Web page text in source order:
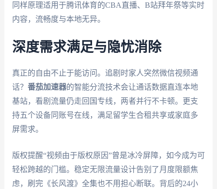
同样原理适用于腾讯体育的CBA直播、B站拜年祭等实时
内容，流畅度与本地无异。
深度需求满足与隐忧消除
真正的自由不止于能访问。追剧时家人突然微信视频通
话？ 番茄加速器的智能分流技术会让通话数据直连本地
基站，看剧流量仍走回国专线，两者并行不卡顿。更支
持五个设备同账号在线，满足留学生合租共享或家庭多
屏需求。
版权提醒“视频由于版权原因”曾是冰冷屏障，如今成为可
轻松跨越的门槛。稳定无限流量设计告别了月度限额焦
虑，刷完《长风渡》全集也不用担心断联。背后的24小